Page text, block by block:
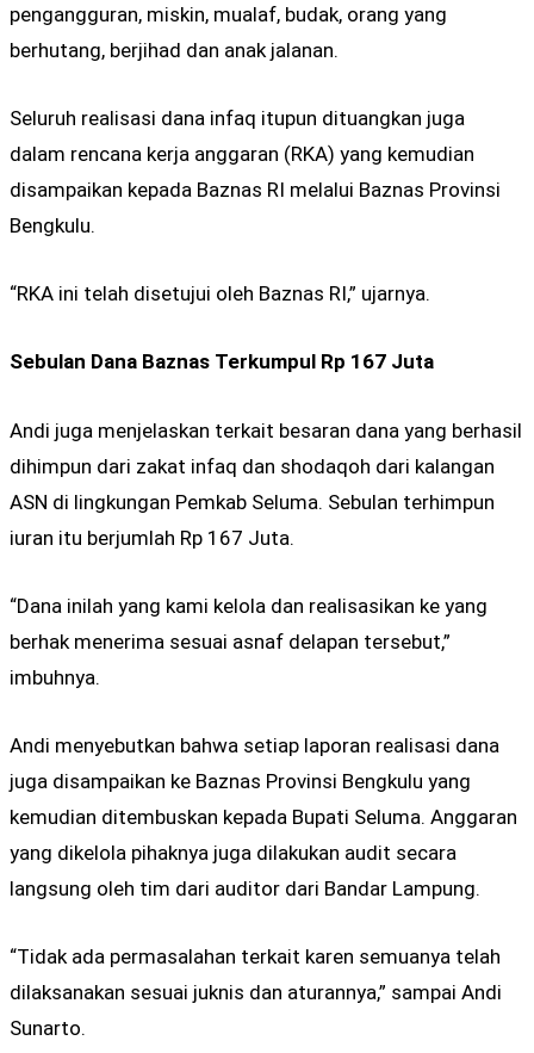
pengangguran, miskin, mualaf, budak, orang yang
berhutang, berjihad dan anak jalanan.
Seluruh realisasi dana infaq itupun dituangkan juga
dalam rencana kerja anggaran (RKA) yang kemudian
disampaikan kepada Baznas RI melalui Baznas Provinsi
Bengkulu.
“RKA ini telah disetujui oleh Baznas RI,” ujarnya.
Sebulan Dana Baznas Terkumpul Rp 167 Juta
Andi juga menjelaskan terkait besaran dana yang berhasil
dihimpun dari zakat infaq dan shodaqoh dari kalangan
ASN di lingkungan Pemkab Seluma. Sebulan terhimpun
iuran itu berjumlah Rp 167 Juta.
“Dana inilah yang kami kelola dan realisasikan ke yang
berhak menerima sesuai asnaf delapan tersebut,”
imbuhnya.
Andi menyebutkan bahwa setiap laporan realisasi dana
juga disampaikan ke Baznas Provinsi Bengkulu yang
kemudian ditembuskan kepada Bupati Seluma. Anggaran
yang dikelola pihaknya juga dilakukan audit secara
langsung oleh tim dari auditor dari Bandar Lampung.
“Tidak ada permasalahan terkait karen semuanya telah
dilaksanakan sesuai juknis dan aturannya,” sampai Andi
Sunarto.